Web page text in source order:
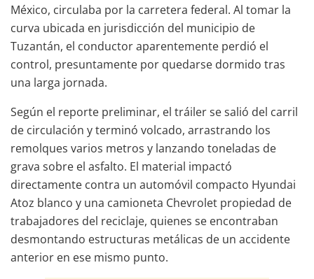
México, circulaba por la carretera federal. Al tomar la
curva ubicada en jurisdicción del municipio de
Tuzantán, el conductor aparentemente perdió el
control, presuntamente por quedarse dormido tras
una larga jornada.
Según el reporte preliminar, el tráiler se salió del carril
de circulación y terminó volcado, arrastrando los
remolques varios metros y lanzando toneladas de
grava sobre el asfalto. El material impactó
directamente contra un automóvil compacto Hyundai
Atoz blanco y una camioneta Chevrolet propiedad de
trabajadores del reciclaje, quienes se encontraban
desmontando estructuras metálicas de un accidente
anterior en ese mismo punto.